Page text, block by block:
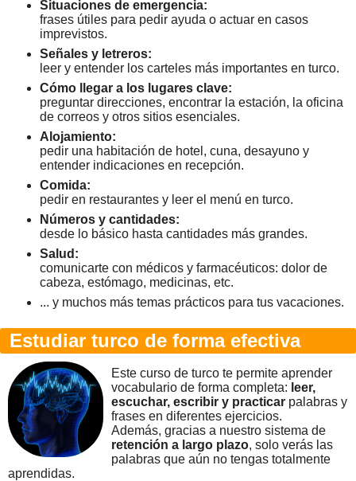
Situaciones de emergencia:
frases útiles para pedir ayuda o actuar en casos
imprevistos.
Señales y letreros:
leer y entender los carteles más importantes en turco.
Cómo llegar a los lugares clave:
preguntar direcciones, encontrar la estación, la oficina
de correos y otros sitios esenciales.
Alojamiento:
pedir una habitación de hotel, cuna, desayuno y
entender indicaciones en recepción.
Comida:
pedir en restaurantes y leer el menú en turco.
Números y cantidades:
desde lo básico hasta cantidades más grandes.
Salud:
comunicarte con médicos y farmacéuticos: dolor de
cabeza, estómago, medicinas, etc.
... y muchos más temas prácticos para tus vacaciones.
Estudiar turco de forma efectiva
Este curso de turco te permite aprender
vocabulario de forma completa: leer,
escuchar, escribir y practicar palabras y
frases en diferentes ejercicios.
Además, gracias a nuestro sistema de
retención a largo plazo, solo verás las
palabras que aún no tengas totalmente
aprendidas.